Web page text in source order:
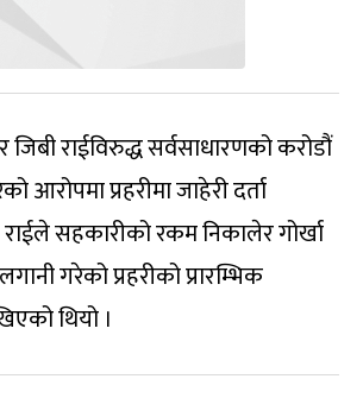
जिबी राईविरुद्ध सर्वसाधारणको करोडौं
प्रहरीमा जाहेरी दर्ता
सहकारीको रकम निकालेर गोर्खा
गरेको प्रहरीको प्रारम्भिक
थियो ।